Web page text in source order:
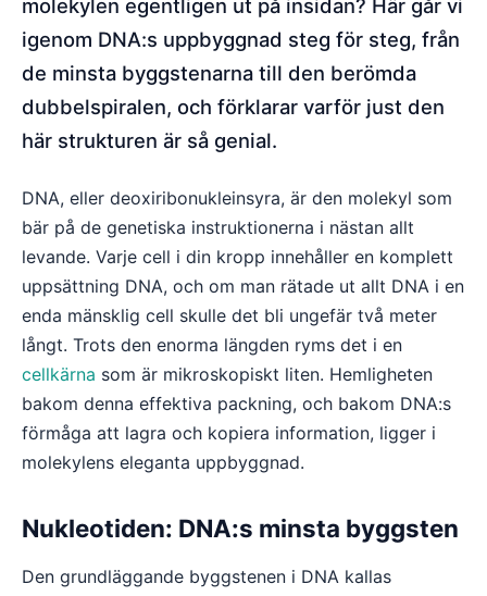
molekylen egentligen ut på insidan? Här går vi
igenom DNA:s uppbyggnad steg för steg, från
de minsta byggstenarna till den berömda
dubbelspiralen, och förklarar varför just den
här strukturen är så genial.
DNA, eller deoxiribonukleinsyra, är den molekyl som
bär på de genetiska instruktionerna i nästan allt
levande. Varje cell i din kropp innehåller en komplett
uppsättning DNA, och om man rätade ut allt DNA i en
enda mänsklig cell skulle det bli ungefär två meter
långt. Trots den enorma längden ryms det i en
cellkärna som är mikroskopiskt liten. Hemligheten
bakom denna effektiva packning, och bakom DNA:s
förmåga att lagra och kopiera information, ligger i
molekylens eleganta uppbyggnad.
Nukleotiden: DNA:s minsta byggsten
Den grundläggande byggstenen i DNA kallas